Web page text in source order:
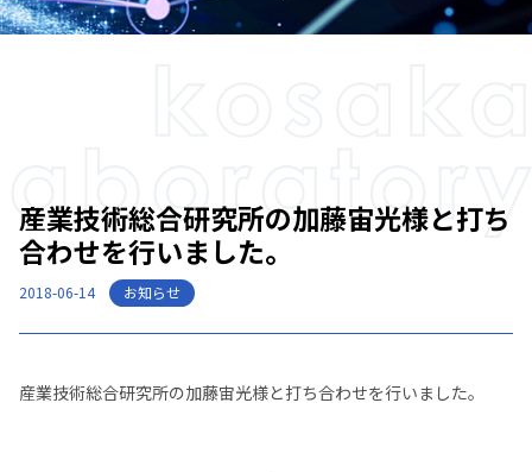
産業技術総合研究所の加藤宙光様と打ち
合わせを行いました。
2018-06-14 お知らせ
産業技術総合研究所の加藤宙光様と打ち合わせを行いました。